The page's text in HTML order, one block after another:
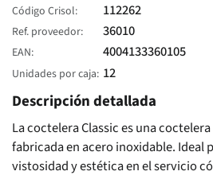
Código Crisol 112262
Ref. proveedor 36010
EAN 4004133360105
Unidades por caja 12
Descripción detallada
La coctelera Classic es una
fabricada en acero inoxidable. Ideal
vistosidad y estética en el servicio